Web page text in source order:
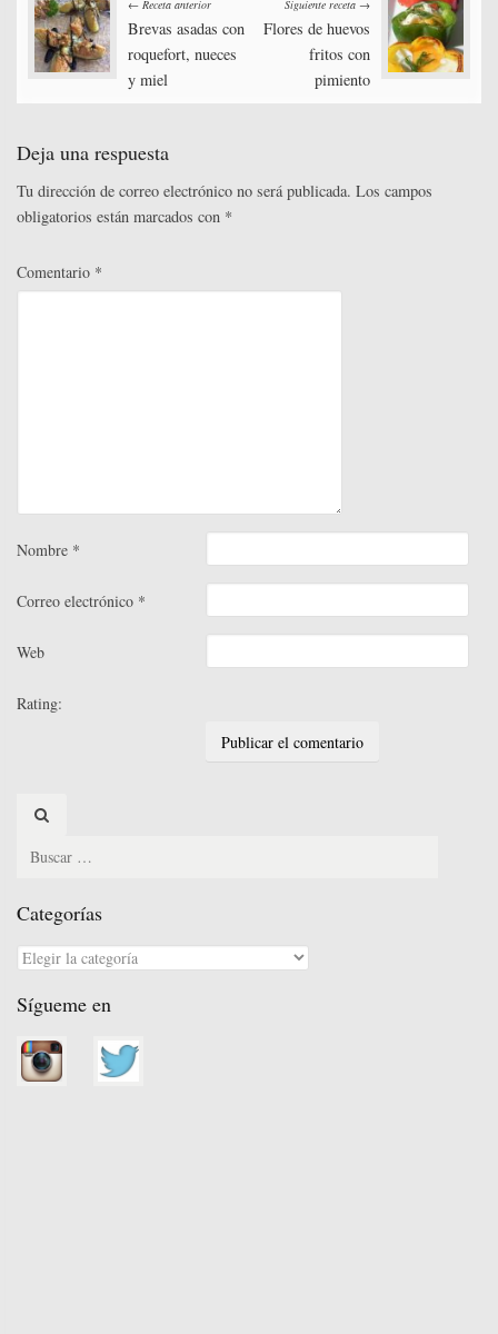
t rti
Post
navigation
← Receta anterior
Brevas asadas con
roquefort, nueces
y miel
Siguiente receta →
Flores de huevos
fritos con
pimiento
Deja una respuesta
Tu dirección de correo electrónico no será publicada. Los campos
obligatorios están marcados con *
Comentario *
Nombre *
Correo electrónico *
Web
Rating:
Search
Categorías
Categorías
Sígueme en